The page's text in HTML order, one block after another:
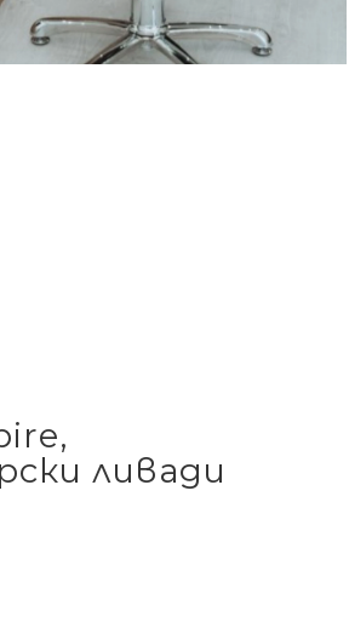
ливади